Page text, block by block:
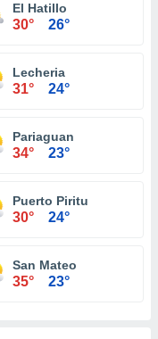
El Hatillo
30° 26°
Lecheria
31° 24°
Pariaguan
34° 23°
Puerto Piritu
30° 24°
San Mateo
35° 23°